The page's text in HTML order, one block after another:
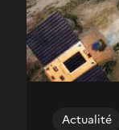
Actualité